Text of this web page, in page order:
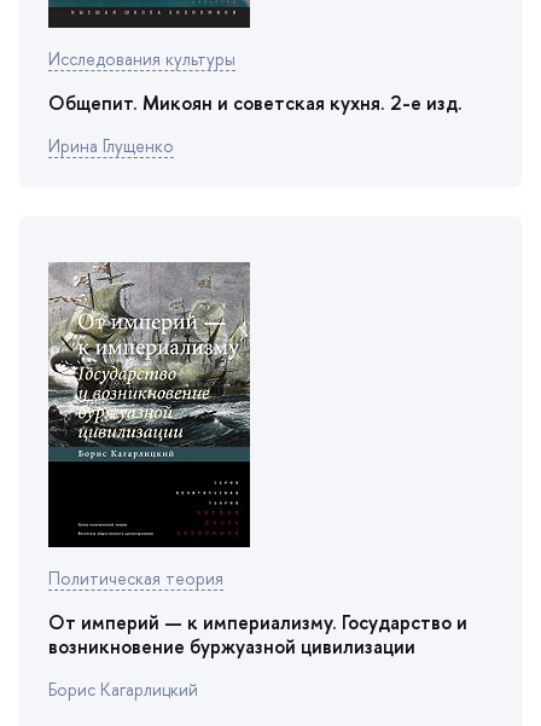
Исследования культуры
Общепит. Микоян и советская кухня. 2-е изд.
Ирина Глущенко
Политическая теория
От империй — к империализму. Государство и
озникновение буржуазной цивилизации
Борис Кагарлицкий